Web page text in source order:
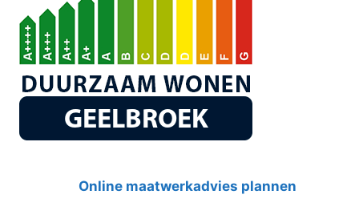
Online maatwerkadvies plannen